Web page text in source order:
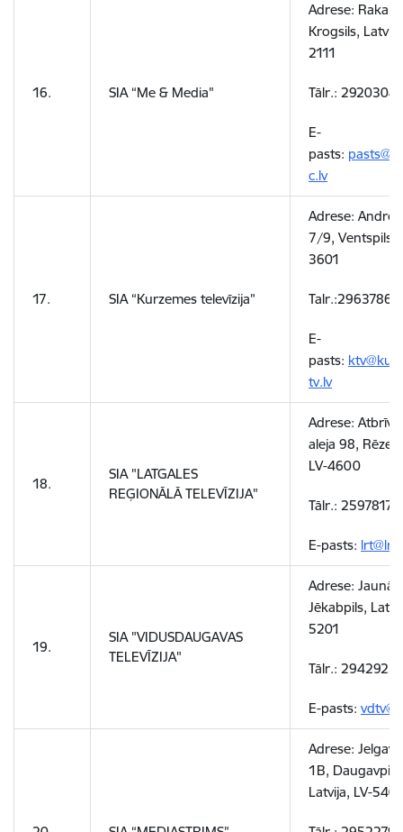
16. SIA “Me & Media"
Adrese:
Krogsils,
2111
Tālr.:
E-
pasts:
c.lv
17. SIA “Kurzemes televīzija”
Adrese:
7/9, Ventspils,
3601
Talr.:29637861
E-
pasts:
tv.lv
18.
SIA "LATGALES
REĢIONĀLĀ TELEVĪZIJA"
Adrese:
aleja 98,
LV-4600
Tālr.: 25978172
E-pasts:
19.
SIA "VIDUSDAUGAVAS
TELEVĪZIJA"
Adrese: Jaunā
Jēkabpils,
5201
Tālr.:
E-pasts:
Adrese:
1B, Daugavpils,
Latvija, LV-